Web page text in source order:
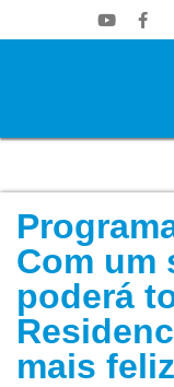
Com um
poderá
mais